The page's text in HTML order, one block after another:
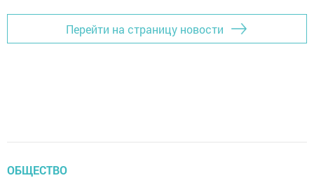
Перейти на страницу новости
ОБЩЕСТВО